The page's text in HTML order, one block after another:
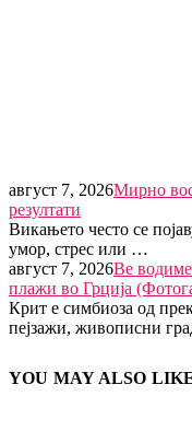
август 7, 2026Мирно
резултати
Викањето често се
умор, стрес или …
август 7, 2026Ве
плажи во Грција
Крит е симбиоза од
пејзажи, живописни
YOU MAY ALSO